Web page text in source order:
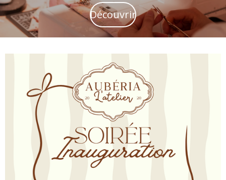
Découvrir